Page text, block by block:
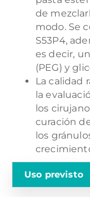
de
modo. Se
S53P4,
es decir,
(PEG) y
La calidad
la
los
curación
los
Uso previsto